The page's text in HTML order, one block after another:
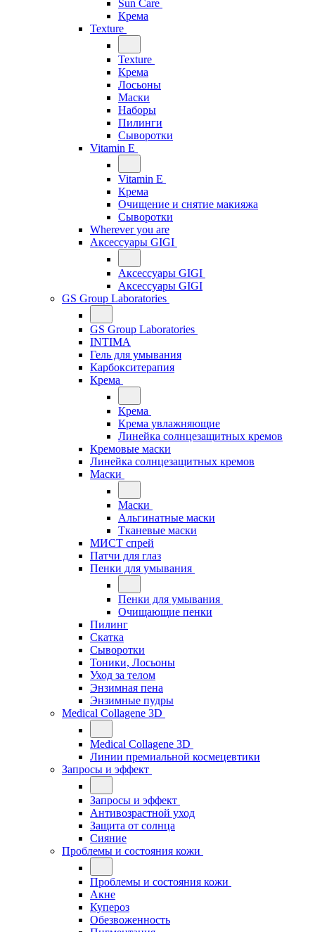
Sun Care
Крема
Texture
Texture
Крема
Лосьоны
Маски
Наборы
Пилинги
Сыворотки
Vitamin E
Vitamin E
Крема
Очищение и снятие макияжа
Сыворотки
Wherever you are
Аксессуары GIGI
Аксессуары GIGI
Аксессуары GIGI
GS Group Laboratories
GS Group Laboratories
INTIMA
Гель для умывания
Карбокситерапия
Крема
Крема
Крема увлажняющие
Линейка солнцезащитных кремов
Кремовые маски
Линейка солнцезащитных кремов
Маски
Маски
Альгинатные маски
Тканевые маски
МИСТ спрей
Патчи для глаз
Пенки для умывания
Пенки для умывания
Очищающие пенки
Пилинг
Скатка
Сыворотки
Тоники, Лосьоны
Уход за телом
Энзимная пена
Энзимные пудры
Medical Collagene 3D
Medical Collagene 3D
Линии премиальной космецевтики
Запросы и эффект
Запросы и эффект
Антивозрастной уход
Защита от солнца
Сияние
Проблемы и состояния кожи
Проблемы и состояния кожи
Акне
Купероз
Обезвоженность